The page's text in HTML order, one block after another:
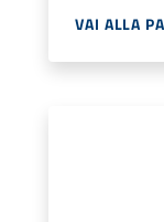
VAI ALLA